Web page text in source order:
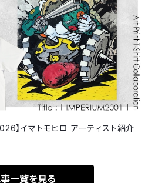
】イマトモヒロ アーティスト紹介
一覧を見る